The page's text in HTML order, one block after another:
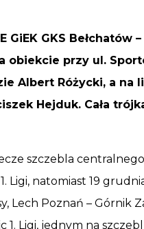
GKS Bełchatów –
obiekcie przy ul.
Albert Różycki, a na
Hejduk. Cała
szczebla
natomiast 19
Lech Poznań – Górnik
Ligi, jednym na